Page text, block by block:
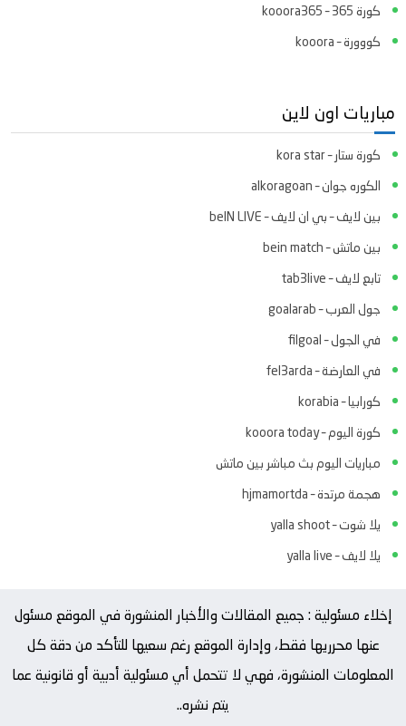
كورة 365 – kooora365
كووورة – kooora
مباريات اون لاين
كورة ستار – kora star
الكوره جوان – alkoragoan
بين لايف – بي ان لايف – beIN LIVE
بين ماتش – bein match
تابع لايف – tab3live
جول العرب – goalarab
في الجول – filgoal
في العارضة – fel3arda
كورابيا – korabia
كورة اليوم – kooora today
مباريات اليوم بث مباشر بين ماتش
هجمة مرتدة – hjmamortda
يلا شوت – yalla shoot
يلا لايف – yalla live
إخلاء مسئولية : جميع المقالات والأخبار المنشورة في الموقع مسئول
عنها محرريها فقط، وإدارة الموقع رغم سعيها للتأكد من دقة كل
المعلومات المنشورة، فهي لا تتحمل أي مسئولية أدبية أو قانونية عما
يتم نشره..